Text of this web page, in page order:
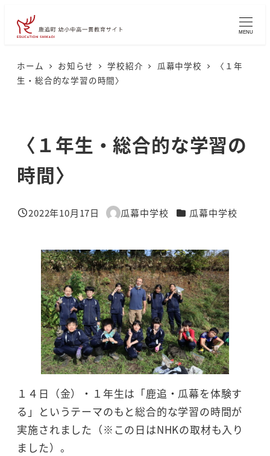
MENU
ホーム お知らせ 学校紹介 瓜幕中学校
〈１年
生・総合的な学習の時間〉
〈１年生・総合的な学習の
時間〉
投稿日
2022年10月17日
著
瓜幕中学校 カテゴリー
瓜幕中学校
１４日（金）・１年生は「鹿追・瓜幕を体験す
る」というテーマのもと総合的な学習の時間が
実施されました（※この日はNHKの取材も入り
ました）。